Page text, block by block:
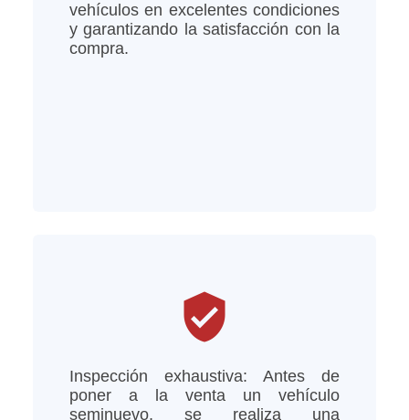
vehículos en excelentes condiciones
y garantizando la satisfacción con la
compra.
verified_user
Inspección exhaustiva: Antes de
poner a la venta un vehículo
seminuevo, se realiza una